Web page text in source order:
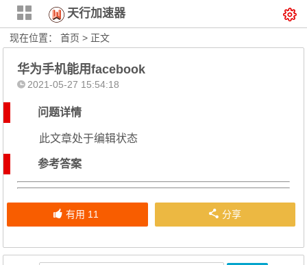
天行加速器
现在位置：首页 > 正文
华为手机能用facebook
2021-05-27 15:54:18
问题详情
此文章处于编辑状态
参考答案
有用 11 分享